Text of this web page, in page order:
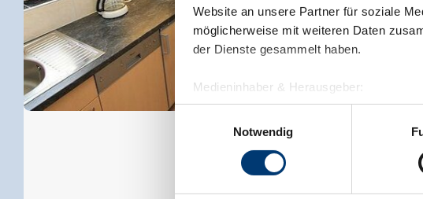
Website an unsere Partner für soziale
möglicherweise mit weiteren Daten
der Dienste gesammelt haben.
Medieninhaber & Herausgeber:
Zeller Bergbahnen Zillertal GmbH &
Rohr 23// A-6280 Zell am Ziller
www.zillertalarena.com
Einwilligungsauswahl
Notwendig